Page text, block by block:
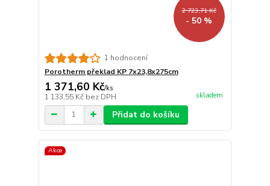
2 723,71 Kč
- 50 %
1 hodnocení
Porotherm překlad KP 7x23,8x275cm
1 371,60 Kč/ks
1 133,55 Kč bez DPH skladem
Přidat do košíku
Akce